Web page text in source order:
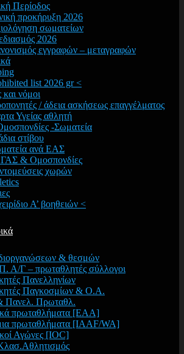
Περίοδος
προκήρυξη 2026
σωματείων
2026
εγγραφών – μεταγραφών
list 2026 gr <
και νόμοι
/ άδεια ασκήσεως επαγγέλματος
Υγείας αθλητή
-Σωματεία
στίβου
ανά ΕΑΣ
& Ομοσπονδίες
χωρών
Α’ βοηθειών <
& θεσμών
Α/Γ – πρωταθλητές σύλλογοι
Πανελληνίων
Παγκοσμίων & Ο.Α.
Πανελ. Πρωταθλ.
πρωταθλήματα [EAA]
πρωταθλήματα [IAAF/WA]
Αγώνες [IOC]